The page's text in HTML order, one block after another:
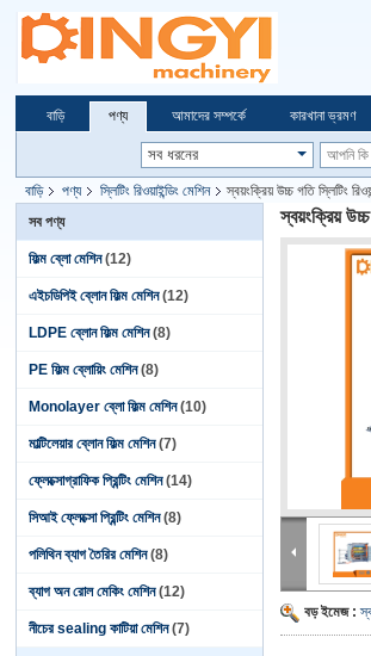
বাড়ি পণ্য আমাদের সম্পর্কে কারখানা ভ্রমণ
বাড়ি পণ্য স্লিটিং রিওয়াইন্ডিং মেশিন
স্বয়ংক্রিয় উচ্চ গতি স্লিটিং
সব পণ্য
ফিল্ম ব্লো মেশিন (12)
এইচডিপিই ব্লোন ফিল্ম মেশিন (12)
LDPE ব্লোন ফিল্ম মেশিন (8)
PE ফিল্ম ব্লোয়িং মেশিন (8)
Monolayer ব্লো ফিল্ম মেশিন (10)
মাল্টিলেয়ার ব্লোন ফিল্ম মেশিন (7)
ফ্লেক্সোগ্রাফিক প্রিন্টিং মেশিন (14)
সিআই ফ্লেক্সো প্রিন্টিং মেশিন (8)
পলিথিন ব্যাগ তৈরির মেশিন (8)
ব্যাগ অন রোল মেকিং মেশিন (12)
নীচের sealing কাটিয়া মেশিন (7)
স্বয়ংক্রিয় উচ্চ
বড় ইমেজ :